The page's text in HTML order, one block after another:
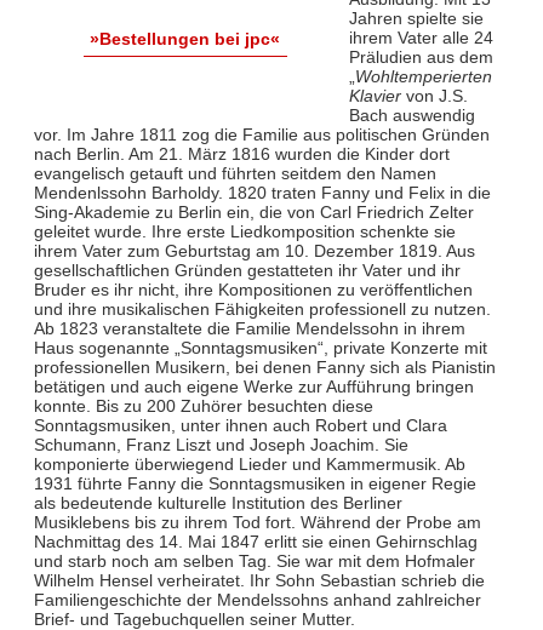
»Bestellungen bei jpc«
Jahren spielte sie
ihrem Vater alle 24
Präludien aus dem
Wohltemperierten
Klaviervon J.S.
Bach auswendig
vor. Im Jahre 1811 zog die Familie aus politischen Gründen
nach Berlin. Am 21. März 1816 wurden die Kinder dort
evangelisch getauft und führten seitdem den Namen
Mendenlssohn Barholdy. 1820 traten Fanny und Felix in die
Sing-Akademie zu Berlin ein, die von Carl Friedrich Zelter
geleitet wurde. Ihre erste Liedkomposition schenkte sie
ihrem Vater zum Geburtstag am 10. Dezember 1819. Aus
gesellschaftlichen Gründen gestatteten ihr Vater und ihr
Bruder es ihr nicht, ihre Kompositionen zu veröffentlichen
und ihre musikalischen Fähigkeiten professionell zu nutzen.
Ab 1823 veranstaltete die Familie Mendelssohn in ihrem
Haus sogenannte „Sonntagsmusiken“, private Konzerte mit
professionellen Musikern, bei denen Fanny sich als Pianistin
betätigen und auch eigene Werke zur Aufführung bringen
konnte. Bis zu 200 Zuhörer besuchten diese
Sonntagsmusiken, unter ihnen auch Robert und Clara
Schumann, Franz Liszt und Joseph Joachim. Sie
komponierte überwiegend Lieder und Kammermusik. Ab
1931 führte Fanny die Sonntagsmusiken in eigener Regie
als bedeutende kulturelle Institution des Berliner
Musiklebens bis zu ihrem Tod fort. Während der Probe am
Nachmittag des 14. Mai 1847 erlitt sie einen Gehirnschlag
und starb noch am selben Tag. Sie war mit dem Hofmaler
Wilhelm Hensel verheiratet. Ihr Sohn Sebastian schrieb die
Familiengeschichte der Mendelssohns anhand zahlreicher
Brief- und Tagebuchquellen seiner Mutter.